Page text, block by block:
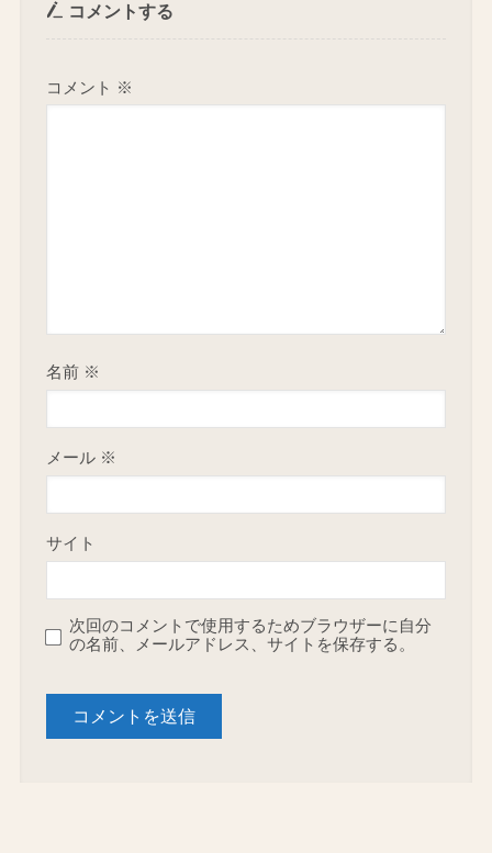
コメントする
コメント ※
名前 ※
メール ※
サイト
次回のコメントで使用するためブラウザーに自分
の名前、メールアドレス、サイトを保存する。